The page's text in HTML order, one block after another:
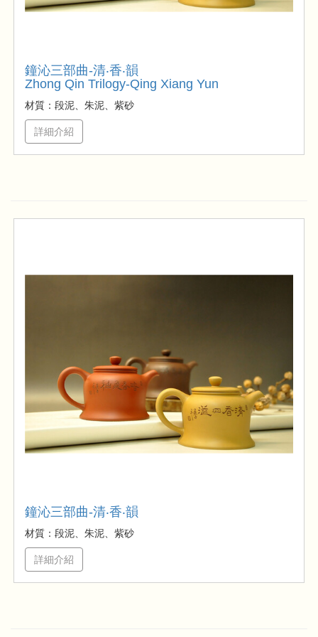
鐘沁三部曲-清‧香‧韻
Zhong Qin Trilogy-Qing Xiang Yun
材質：段泥、朱泥、紫砂
詳細介紹
鐘沁三部曲-清‧香‧韻
材質：段泥、朱泥、紫砂
詳細介紹